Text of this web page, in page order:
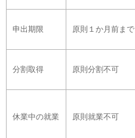
申出期限 原則１か月前まで
分割取得 原則分割不可
休業中の就業 原則就業不可